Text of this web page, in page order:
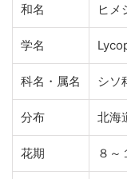
和名 ヒメ
学名
科名・属名 シ
分布 北海
花期 ８～